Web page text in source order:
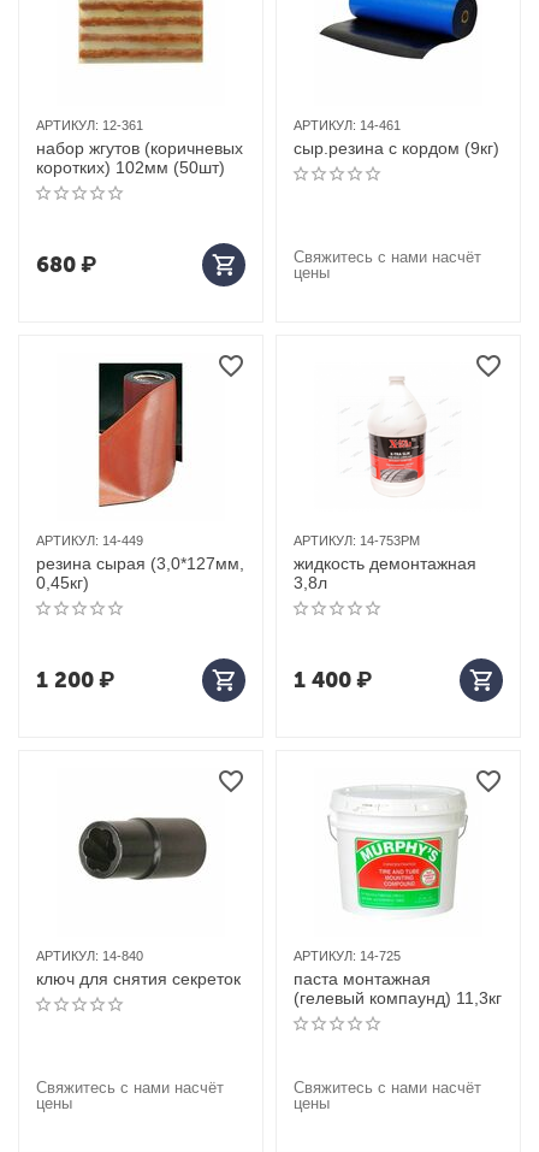
АРТИКУЛ: 12-361
набор жгутов (коричневых
коротких) 102мм (50шт)
680₽
АРТИКУЛ: 14-461
сыр.резина с кордом (9кг)
Свяжитесь с нами насчёт
цены
АРТИКУЛ: 14-449
резина сырая (3,0*127мм,
0,45кг)
1 200₽
АРТИКУЛ: 14-753PM
жидкость демонтажная
3,8л
1 400₽
АРТИКУЛ: 14-840
ключ для снятия секреток
Свяжитесь с нами насчёт
цены
АРТИКУЛ: 14-725
паста монтажная
(гелевый компаунд) 11,3кг
Свяжитесь с нами насчёт
цены